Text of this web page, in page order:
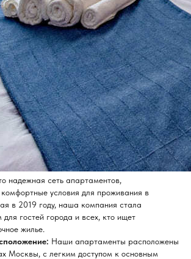
надежная сеть апартаментов,
условия для проживания в
в 2019 году, наша компания стала
гостей города и всех, кто ищет
жилье.
Наши апартаменты расположены
Москвы, с легким доступом к основным